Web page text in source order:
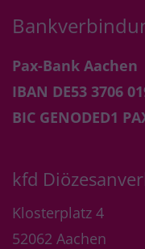
Pax-Bank Aachen
IBAN DE53 3706
BIC GENODED1
kfd
Klosterplatz 4
52062 Aachen